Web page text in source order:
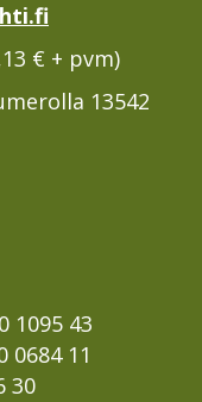
€ + pvm)
13542
1095 43
0684 11
30